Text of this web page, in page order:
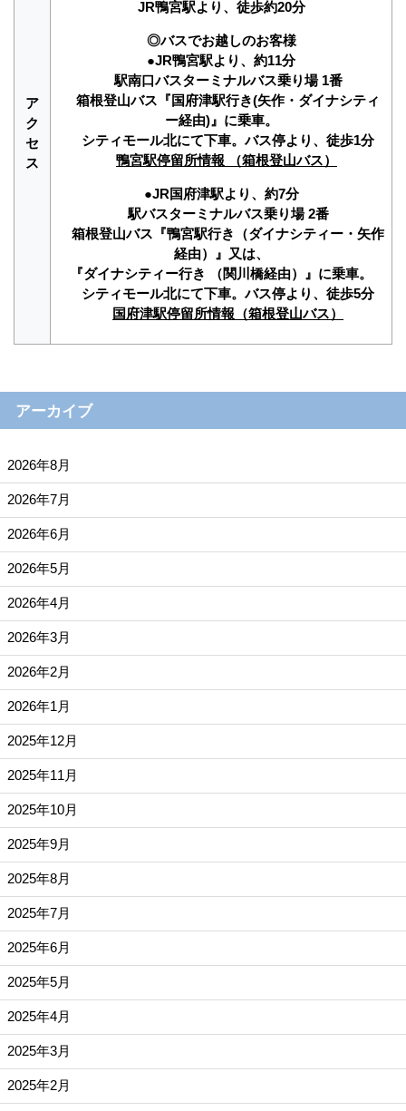
ア
ク
セ
ス
JR鴨宮駅より、徒歩約20分
◎バスでお越しのお客様
●JR鴨宮駅より、約11分
駅南口バスターミナルバス乗り場 1番
箱根登山バス『国府津駅行き(矢作・ダイナシティ
ー経由)』に乗車。
シティモール北にて下車。バス停より、徒歩1分
鴨宮駅停留所情報 （箱根登山バス）
●JR国府津駅より、約7分
駅バスターミナルバス乗り場 2番
箱根登山バス『鴨宮駅行き（ダイナシティー・矢作
経由）』又は、
『ダイナシティー行き （関川橋経由）』に乗車。
シティモール北にて下車。バス停より、徒歩5分
国府津駅停留所情報（箱根登山バス）
アーカイブ
2026年8月
2026年7月
2026年6月
2026年5月
2026年4月
2026年3月
2026年2月
2026年1月
2025年12月
2025年11月
2025年10月
2025年9月
2025年8月
2025年7月
2025年6月
2025年5月
2025年4月
2025年3月
2025年2月